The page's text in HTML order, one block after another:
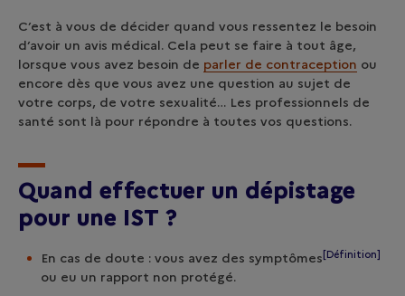
C’est à vous de décider quand vous ressentez le besoin
d’avoir un avis médical. Cela peut se faire à tout âge,
lorsque vous avez besoin de parler de contraception ou
encore dès que vous avez une question au sujet de
votre corps, de votre sexualité… Les professionnels de
santé sont là pour répondre à toutes vos questions.
Quand effectuer un dépistage
pour une IST ?
En cas de doute : vous avez des symptômes [Définition]
ou eu un rapport non protégé.